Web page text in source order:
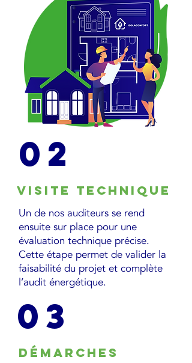
02
Visite technique
Un de nos auditeurs se rend
ensuite sur place pour une
évaluation technique précise.
Cette étape permet de valider la
faisabilité du projet et complète
l’audit énergétique.
03
Démarches